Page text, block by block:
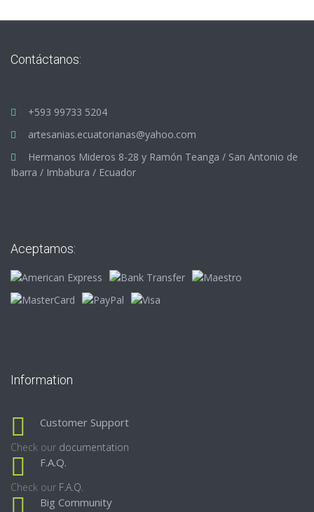
Contáctanos:
+593 99733 5204
artesanias.ecuatorianas@yahoo.com
Hermanos Mideros 8-28 y Ramón Teanga / San Antonio de
Ibarra / Imbabura / Ecuador
Aceptamos:
Information
Customer Support
Check our documentation
F.A.Q.
Check our F.A.Q.
Big Community